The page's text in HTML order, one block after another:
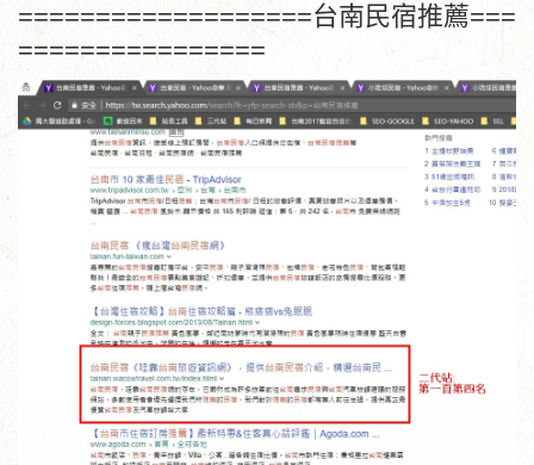
===================台南民宿推薦===
================